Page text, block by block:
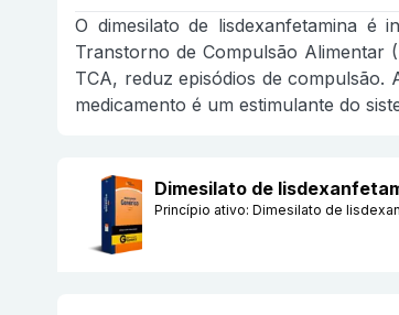
O dimesilato de lisdexanfetamina
Transtorno de Compulsão Alimentar
TCA, reduz episódios de compulsão.
medicamento é um estimulante do
Dimesilato de
Princípio ativo: Dimesilato de